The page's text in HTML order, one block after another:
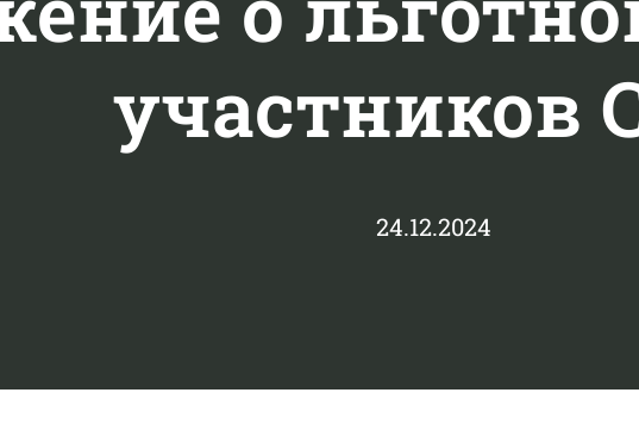
участников
24.12.2024